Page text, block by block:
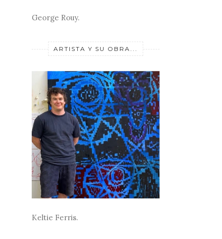
George Rouy.
ARTISTA Y SU OBRA...
Keltie Ferris.